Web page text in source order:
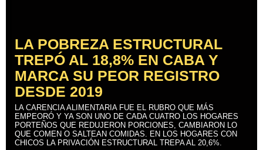
LA POBREZA ESTRUCTURAL
TREPÓ AL 18,8% EN CABA Y
MARCA SU PEOR REGISTRO
DESDE 2019
LA CARENCIA ALIMENTARIA FUE EL RUBRO QUE MÁS
EMPEORÓ Y YA SON UNO DE CADA CUATRO LOS HOGARES
PORTEÑOS QUE REDUJERON PORCIONES, CAMBIARON LO
QUE COMEN O SALTEAN COMIDAS. EN LOS HOGARES CON
CHICOS LA PRIVACIÓN ESTRUCTURAL TREPA AL 20,6%.